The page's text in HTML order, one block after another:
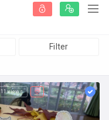
Filter
11 views